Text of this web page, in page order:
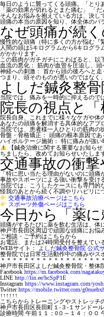
毎日のように襲ってくる頭痛。「とり
「薬の効果が切れるとまた痛む」 「
そんなお悩みを抱えている方は、決し
頭痛の本当の原因を知り、体全体のバ
なぜ頭痛が続
慢性的な頭痛（特に多くの方が悩む『
人間の頭は5キログラムから6キログ
がかかります。
この筋肉がガチガチにこわばると、以
血流の悪化：
筋肉が血管を圧迫し、頭
神経への刺激：
首から頭の後ろへと
つまり、頭そのものが悪いのではなく、
よしだ鍼灸整
当院では、痛みを一時的に抑えるので
院長の視点と
院長自身、これまでに様々なケガや体
あなたの頭痛を解消する具体的なアプ
当院では、患者様一人ひとりの筋肉の
骨盤・骨格矯正：
頭痛の根本原因であ
ハイボルテージ施術：
特に痛みが強い
【鍼灸治療に関する重要なお知らせ
ちましたら、改めてお知らせいたしま
交通事故の衝
「特に思い当たる理由がないのに頭
事故やスポーツによる強い衝撃を受け
当院では、こうしたケースにも専門的
怪我のあとから続く不調やリハビリに
交通事故治療ページはこちら
スポーツ外傷ページはこちら
今日から「薬
頭痛がするたびに薬を飲む生活は、体
神戸市長田区周辺で頑固な頭痛にお悩
ご相談・ご予約はこちらから
お電話、または24時間受付を整えてい
WEBサイト：
よしだ鍼灸整骨院 公式
整骨院では日常生活動作中の痛みやス
＊＊＊＊＊＊＊＊＊＊＊＊＊＊＊＊＊
神戸市長田区よしだ鍼灸整骨院・整体
Facebook https://m.facebook.com/
LINE http://lin.ee/hcSpP1E
Instagram https://www.instagram.com/
Twitterhttps://mobile.twitter.com/
↑↑↑↑↑↑
こちらからトレーニングやストレッチ
神戸市長田区長田町１-３-１サンドー
診療時間 午前１１：0０～１４：００